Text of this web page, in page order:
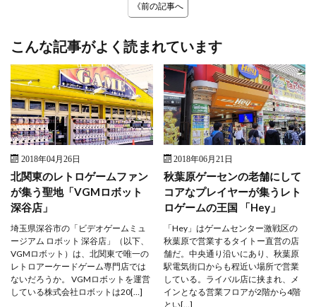
《前の記事へ
こんな記事がよく読まれています
2018年04月26日
北関東のレトロゲームファン
が集う聖地「VGMロボット
深谷店」
埼玉県深谷市の「ビデオゲームミュ
ージアム ロボット 深谷店」（以下、
VGMロボット）は、北関東で唯一の
レトロアーケードゲーム専門店では
ないだろうか。 VGMロボットを運営
している株式会社ロボットは20[…]
2018年06月21日
秋葉原ゲーセンの老舗にして
コアなプレイヤーが集うレト
ロゲームの王国 「Hey」
「Hey」はゲームセンター激戦区の
秋葉原で営業するタイトー直営の店
舗だ。中央通り沿いにあり、秋葉原
駅電気街口からも程近い場所で営業
している。ライバル店に挟まれ、メ
インとなる営業フロアが2階から4階
とい[…]